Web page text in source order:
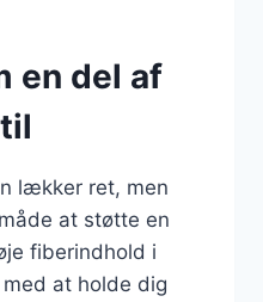
en del af
lækker ret, men
at støtte en
fiberindhold i
at holde dig